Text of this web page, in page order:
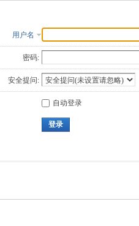
用户名
密码:
安全提问:
自动登录
登录